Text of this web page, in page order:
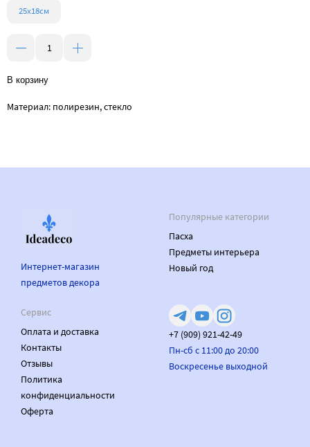
25х18см
В корзину
Материал: полирезин, стекло
Интернет-магазин
предметов декора
Популярные категории
Пасха
Предметы интерьера
Новый год
Сервис
Оплата и доставка
Контакты
Отзывы
Политика
конфиденциальности
Оферта
+7 (909) 921-42-49
Пн-сб с 11:00 до 20:00
Воскресенье выходной